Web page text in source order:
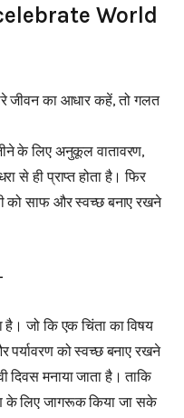
World
जीवन का आधार कहें, तो गलत
के लिए अनुकूल वातावरण,
से ही प्राप्त होता है। फिर
को साफ और स्वच्छ बनाए रखने
है। जो कि एक चिंता का विषय
पर्यावरण को स्वच्छ बनाए रखने
मनाया जाता है। ताकि
के लिए जागरूक किया जा सके